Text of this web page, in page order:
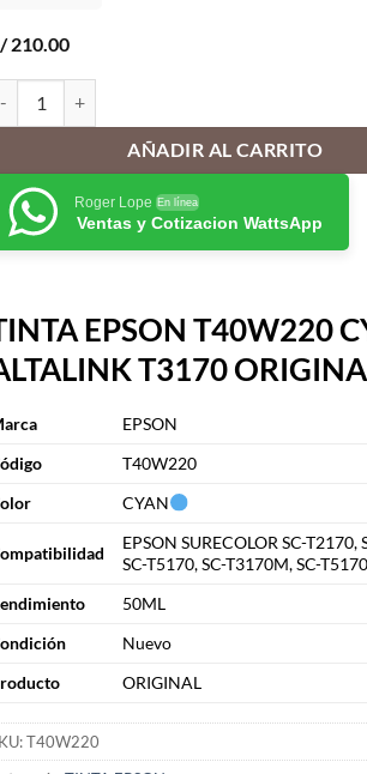
210.00
AÑADIR AL CARRITO
Roger Lope En línea
Ventas y Cotizacion WattsApp
EPSON T40W220
T3170
EPSON
igo
T40W220
CYAN
EPSON SURECOLOR SC-T2170,
SC-T5170, SC-T3170M, SC-
50ML
Nuevo
ORIGINAL
T40W220